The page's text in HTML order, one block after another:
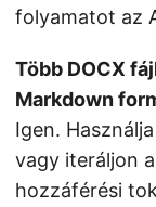
folyamatot az
Több DOCX
Markdown
Igen.
vagy iteráljon
hozzáférési